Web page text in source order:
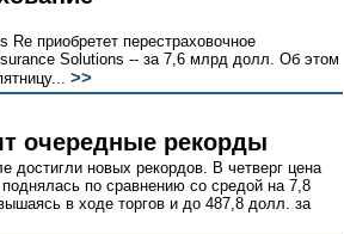
приобретет перестраховочное
Solutions -- за 7,6 млрд долл. Об этом
>>
очередные рекорды
достигли новых рекордов. В четверг цена
по сравнению со средой на 7,8
в ходе торгов и до 487,8 долл. за